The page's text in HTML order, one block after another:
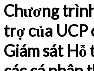
Chương
trợ của UCP
Giám sát Hỗ